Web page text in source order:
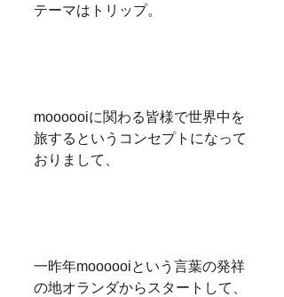
テーマはトリップ。
moooooiに関わる皆様で世界中を
旅するというコンセプトになって
おりまして、
一昨年moooooiという言葉の発祥
の地オランダからスタートして、